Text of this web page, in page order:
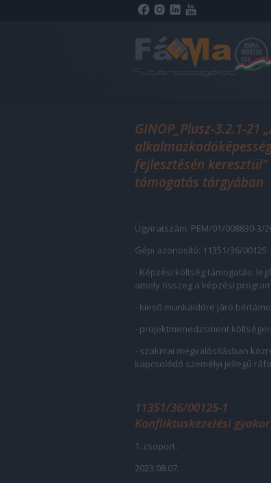
GINOP_Plusz-3.2.1-
fejlesztésén
támogatás tárgyában
Ügyiratszám: PEM/01/008830-3/
Gépi azonosító: 11351/36/00125
- Képzési költség támogatás:
amely összeg a képzési
- kieső munkaidőre járó
- projektmenedzsment
- szakmai megvalósításban
kapcsolódó személyi jellegű
11351/36/00125-1
Konfliktuskezelési
1. csoport:
2023.08.07.